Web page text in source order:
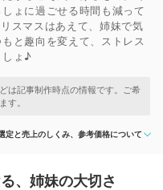
ょに過ごせる時間も減って
スマスはあえて、姉妹で気
と趣向を変えて、ストレス
しょ♪
定と売上のしくみ、参考価格について
、姉妹の大切さ